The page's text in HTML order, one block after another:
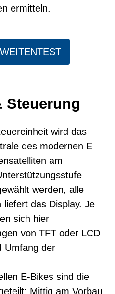
ermitteln.
Steuerung
wird das
des modernen E-
am
werden, alle
das Display. Je
sich hier
von TFT oder LCD
Umfang der
E-Bikes sind die
Mittig am Vorbau